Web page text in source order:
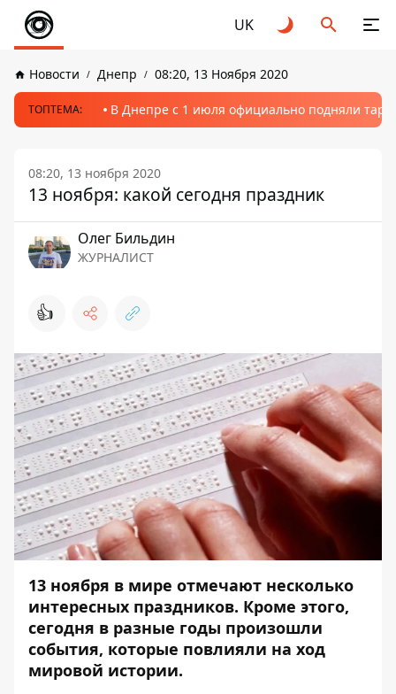
UK
Новости Днепр 08:20, 13 Ноября 2020
ТОПТЕМА: В Днепре с 1 июля официально подняли
08:20, 13 ноября 2020
13 ноября: какой сегодня праздник
Олег Бильдин
ЖУРНАЛИСТ
👍
13 ноября в мире отмечают несколько
интересных праздников. Кроме этого,
сегодня в разные годы произошли
события, которые повлияли на ход
мировой истории.